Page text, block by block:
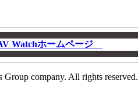
Watchホームページ
company. All rights reserved.